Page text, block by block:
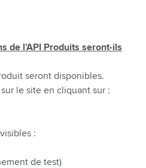
de l’API Produits seront-ils
seront disponibles.
le site en cliquant sur :
:
de test)